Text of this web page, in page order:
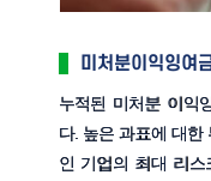
미처분이익잉여
누적된 미처분 이익
다. 높은 과표에 대한
인 기업의 최대 리스